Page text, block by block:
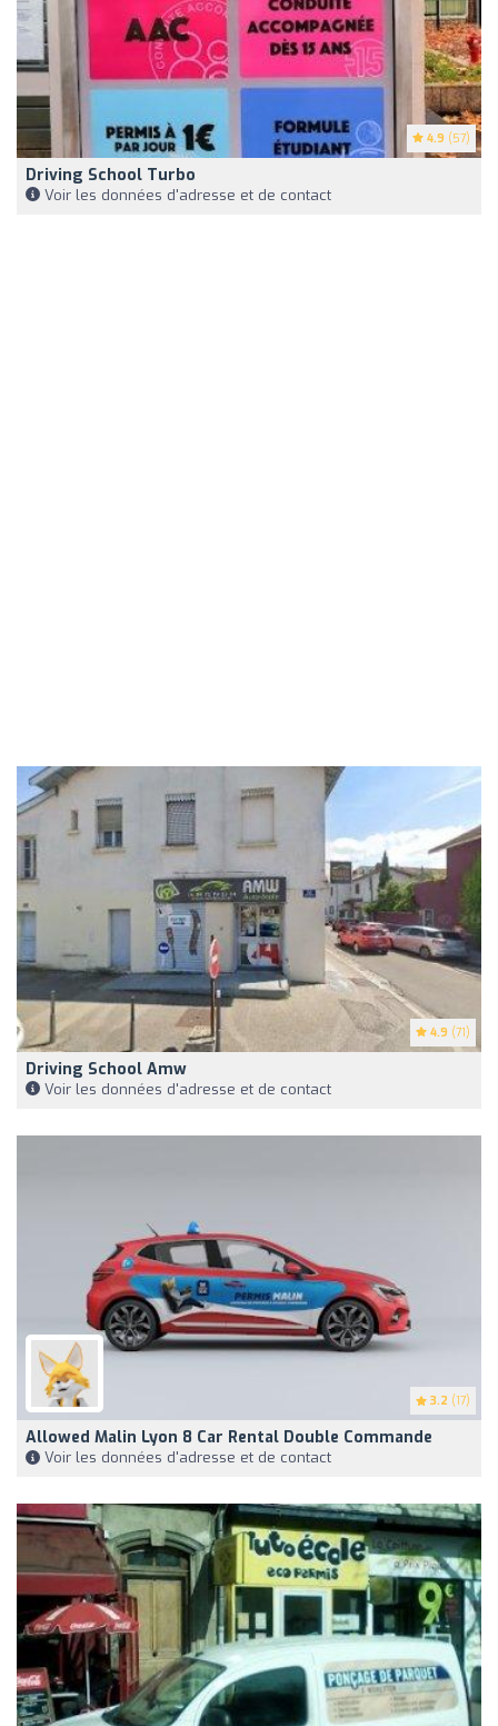
4.9 (57)
Driving School Turbo
Voir les données d'adresse et de contact
4.9 (71)
Driving School Amw
Voir les données d'adresse et de contact
3.2 (17)
Allowed Malin Lyon 8 Car Rental Double Commande
Voir les données d'adresse et de contact